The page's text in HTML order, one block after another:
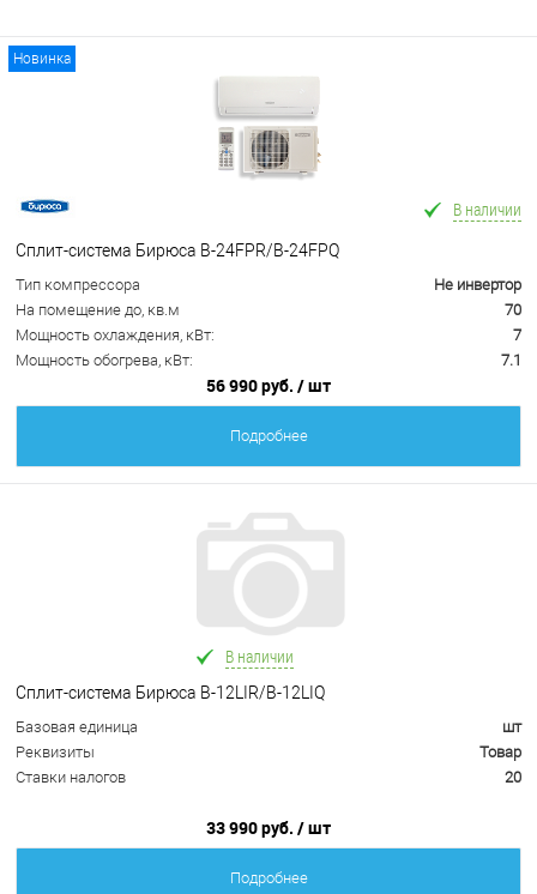
Новинка
В наличии
Сплит-система Бирюса B-24FPR/B-24FPQ
Тип компрессора
Не инвертор
На помещение до, кв.м
70
Мощность охлаждения, кВт:
7
Мощность обогрева, кВт:
7.1
56 990 руб. / шт
Подробнее
В наличии
Сплит-система Бирюса B-12LIR/B-12LIQ
Базовая единица
шт
Реквизиты
Товар
Ставки налогов
20
33 990 руб. / шт
Подробнее